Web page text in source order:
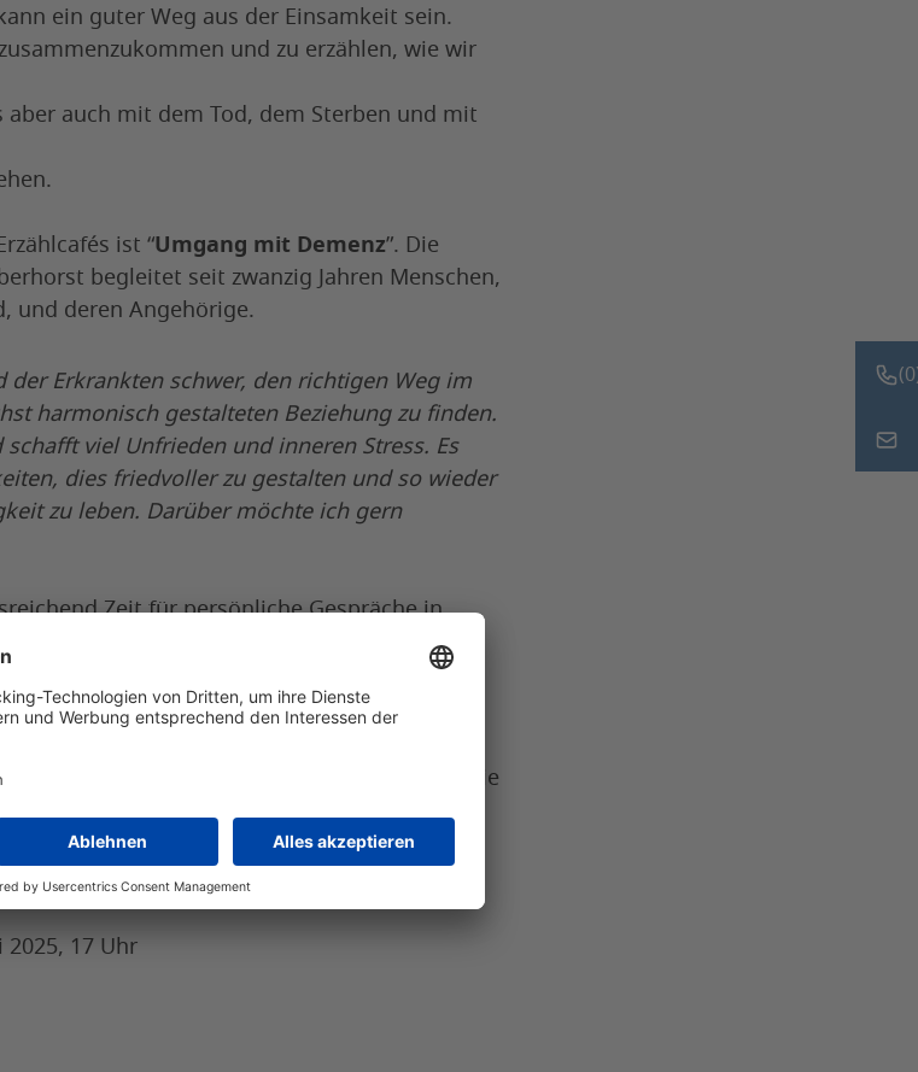
ein guter Weg aus der Einsamkeit sein.
und zu erzählen, wie wir
aber auch mit dem Tod, dem Sterben und mit
ist “Umgang mit Demenz”. Die
begleitet seit zwanzig Jahren Menschen,
und deren Angehörige.
der Erkrankten schwer, den richtigen Weg im
harmonisch gestalteten Beziehung zu finden.
viel Unfrieden und inneren Stress. Es
dies friedvoller zu gestalten und so wieder
zu leben. Darüber möchte ich gern
Zeit für persönliche Gespräche in
auch ganz anderen Themen.
und Abschied sind übrigens keine
Neugier, Mitgefühl und Offenheit sowie die
das Leben und dessen Endlichkeit zu
17 Uhr